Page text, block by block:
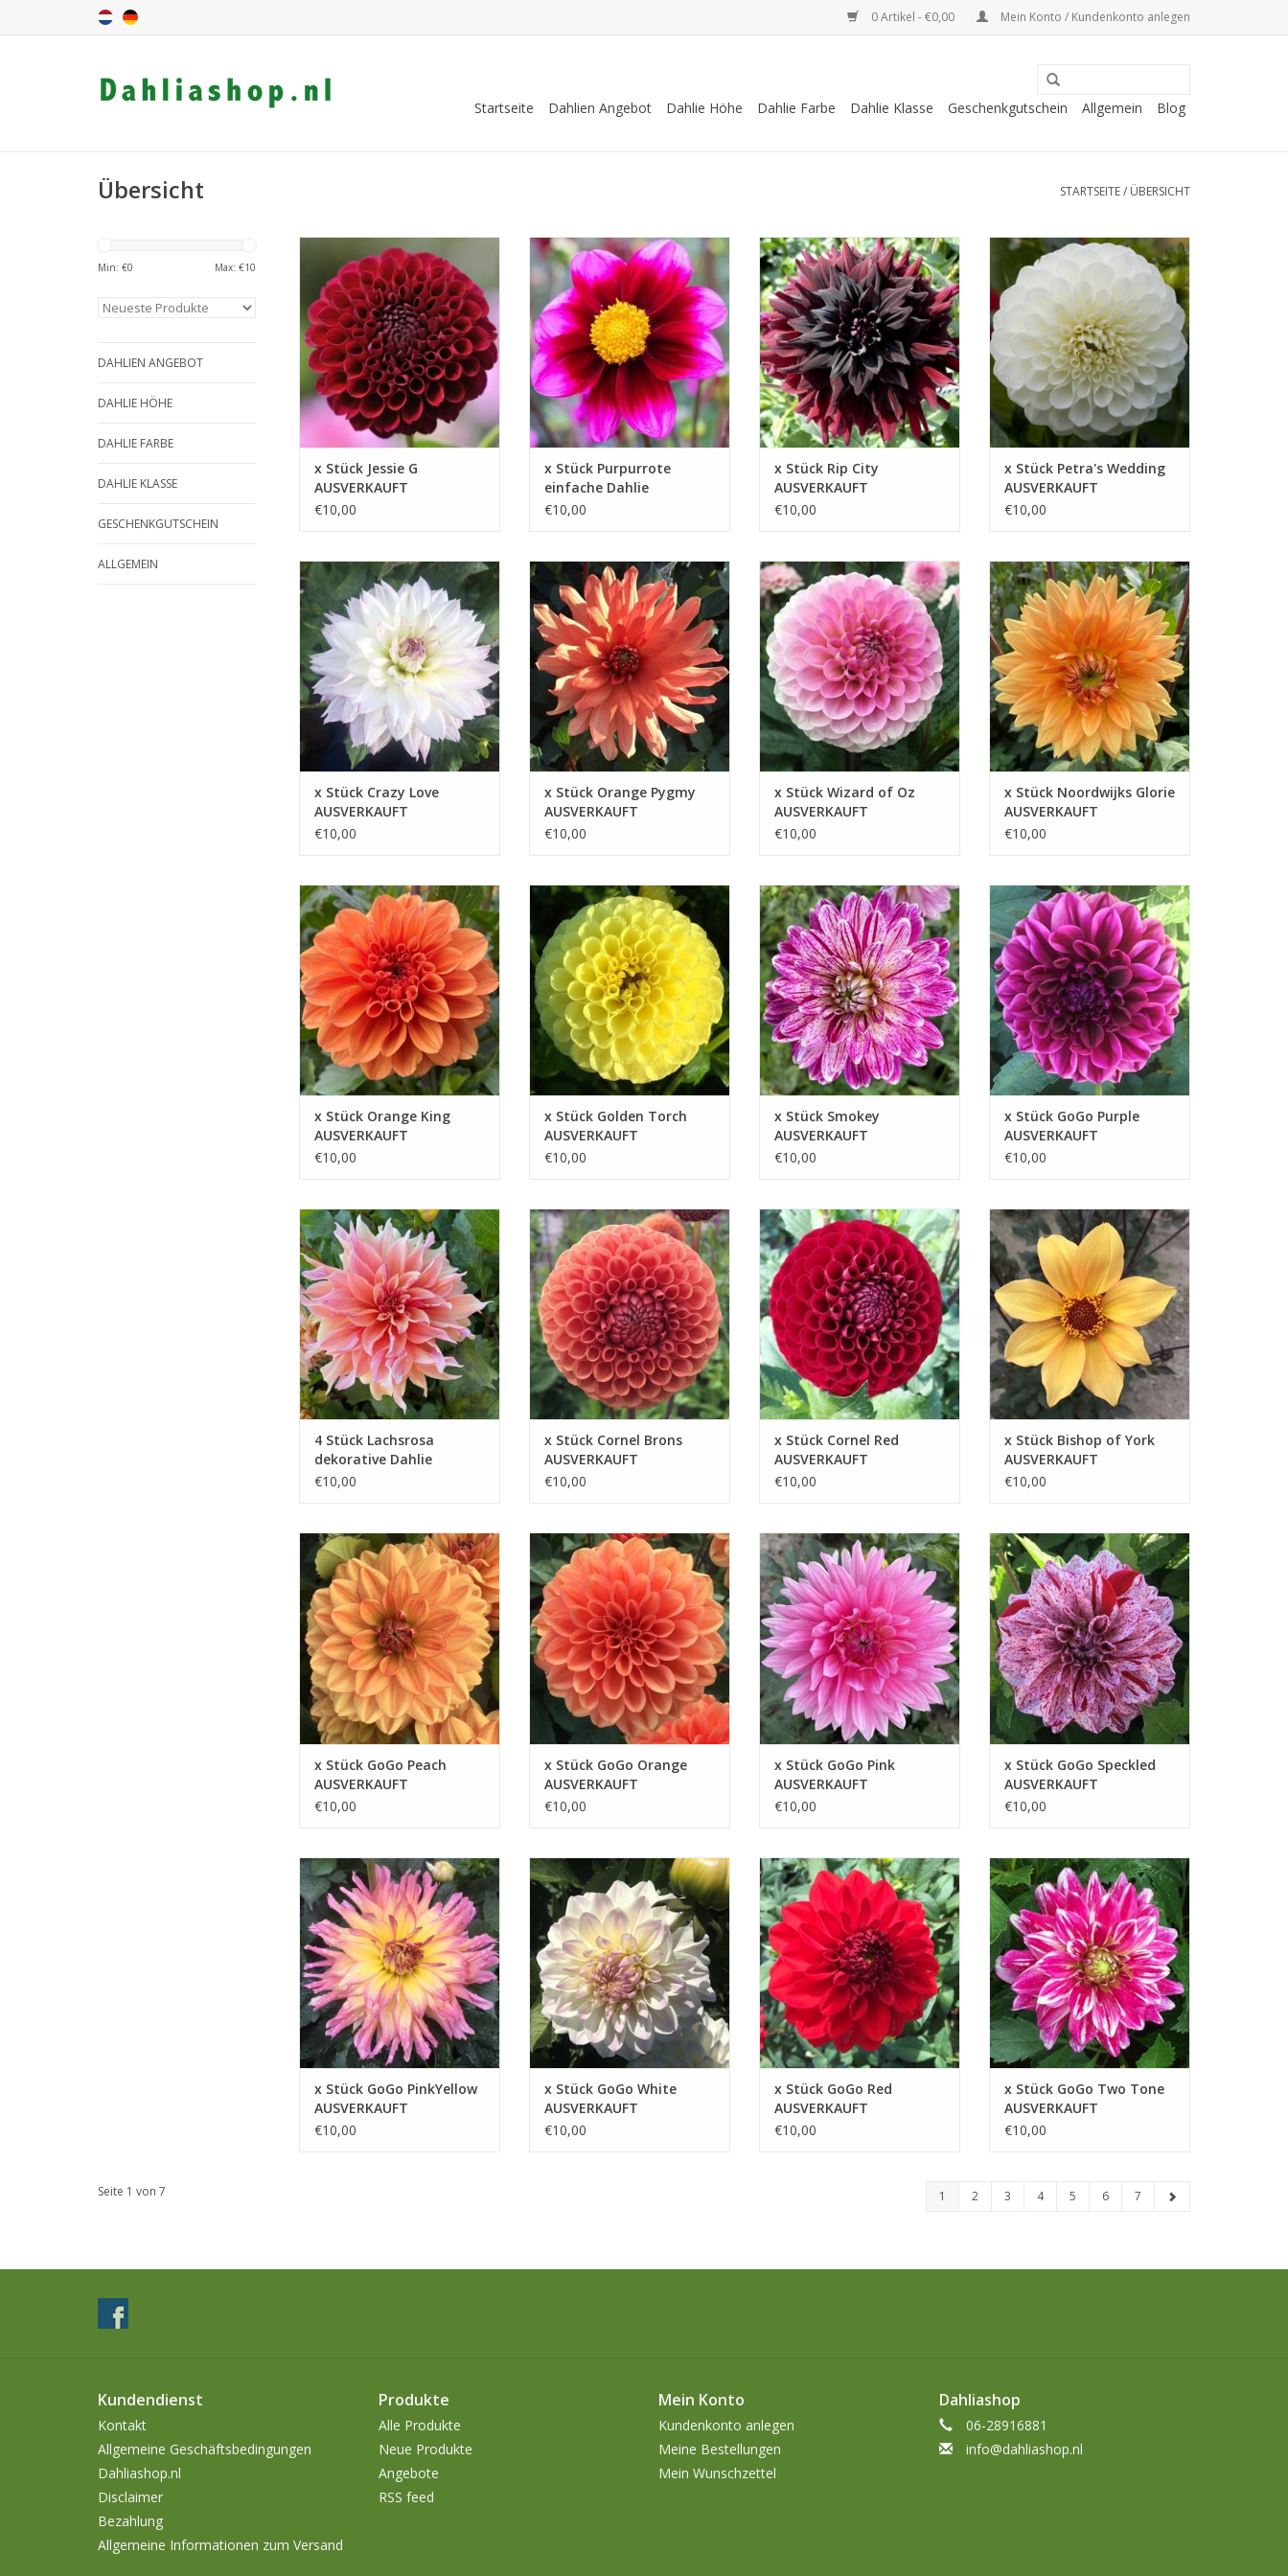
0 Artikel - €0,00 Mein Konto / Kundenkonto anlegen
Startseite Dahlien Angebot Dahlie Höhe Dahlie Farbe Dahlie Klasse Geschenkgutschein Allgemein Blog
Übersicht STARTSEITE/ ÜBERSICHT
Min: €0 Max: €10
DAHLIEN ANGEBOT
DAHLIE HÖHE
DAHLIE FARBE
DAHLIE KLASSE
GESCHENKGUTSCHEIN
ALLGEMEIN
Dahlie Jessie G hat eine tiefrote
Farbe und kräftige Stiele, was sie
zu einer ausgezeichneten Wahl
für farbenfroher Gärten oder
Schnittblumensträuße macht.
ZUM WARENKORB HINZUFÜGEN
x Stück Jessie G
AUSVERKAUFT
€10,00
Diese leuchtend purpurrote
Dahlie ist nicht nur schön ,
sondern lockt auch
Schmetterlinge und Bienen an
und macht Ihren Garten
lebendiger
ZUM WARENKORB HINZUFÜGEN
x Stück Purpurrote
einfache Dahlie
AUSVERKAUFT
€10,00
Die Blüten haben eine schöne
schwarzrote Farbe mit dunkleren
Tönen in der Mitte, wodurch ein
schöner Schatteneffekt entsteht
ZUM WARENKORB HINZUFÜGEN
x Stück Rip City
AUSVERKAUFT
€10,00
Mit ihrer weißen Farbe verleiht
diese perfekt runde Ballahlie
Ihrem Garten ein frisches
Aussehen. Zudem ist sie eine
schöne Schnittblume
ZUM WARENKORB HINZUFÜGEN
x Stück Petra's Wedding
AUSVERKAUFT
€10,00
Crazy Love ist weiß mit einem
dezenten lila Rand, der dem
Ganzen einen zarten und
verspielten Touch verleiht
ZUM WARENKORB HINZUFÜGEN
x Stück Crazy Love
AUSVERKAUFT
€10,00
Eine reich blühende Beetdahlie,
die mit ihrer leuchtenden Farbe
und ihrer kompakten Größe
jeden Garten oder Balkon
bereichert
ZUM WARENKORB HINZUFÜGEN
x Stück Orange Pygmy
AUSVERKAUFT
€10,00
Eine wunderschöne rosa
Balldahlie, die Ihrem Garten eine
bezaubernde Schönheit verleiht
ZUM WARENKORB HINZUFÜGEN
x Stück Wizard of Oz
AUSVERKAUFT
€10,00
Aufgrund seiner orangen Farbe
und der robusten dunklen Stiele
ist Noordwijks Glorie ein Juwel für
Ihren Garten und Ihre
Blumensträuße
ZUM WARENKORB HINZUFÜGEN
x Stück Noordwijks Glorie
AUSVERKAUFT
€10,00
Mit dem Orange King erhalten Sie
ein Stück königliche Eleganz, das
Ihren Garten zum Strahlen bringt
ZUM WARENKORB HINZUFÜGEN
x Stück Orange King
AUSVERKAUFT
€10,00
Golden Torch ist nicht nur eine
umwerfende Ergänzung für Ihr
Blumenbeet, sondern auch eine
ausgezeichnete Schnittblume
ZUM WARENKORB HINZUFÜGEN
x Stück Golden Torch
AUSVERKAUFT
€10,00
Was Smokey wirklich besonders
macht, ist seine einzigartige
Farbgebung. Die Blütenblätter
sind eine raffinierte Mischung aus
Weiß und Lila
ZUM WARENKORB HINZUFÜGEN
x Stück Smokey
AUSVERKAUFT
€10,00
Dank ihrer kompakten
Wuchsform ist die Dahlie GoGo
Purple ideal für Beete oder als
Topfpflanze auf Terrasse und
Balkon
ZUM WARENKORB HINZUFÜGEN
x Stück GoGo Purple
AUSVERKAUFT
€10,00
Diese Dahlie weckt ein Gefühl von
Geheimnis und Abenteuer, wie
ein Labyrinth aus Farben und
Formen, in dem man sich
verlieren möchte
ZUM WARENKORB HINZUFÜGEN
4 Stück Lachsrosa
dekorative Dahlie
€10,00
Ideal sowohl für professionelle
Floristen als auch für begeisterte
Hobbygärtner, die eine auffällige
und elegante Blume suchen
ZUM WARENKORB HINZUFÜGEN
x Stück Cornel Brons
AUSVERKAUFT
€10,00
Lassen Sie Ihrer Kreativität freien
Lauf und fügen Sie einen Hauch
Leidenschaft hinzu mit
Schnittdahlie Cornel Red
ZUM WARENKORB HINZUFÜGEN
x Stück Cornel Red
AUSVERKAUFT
€10,00
Der Kontrast zwischen den
goldgelben Blüten und den
dunklen, fast violetten Blättern
macht diese Dahlie zu einem
optischen Spektakel
ZUM WARENKORB HINZUFÜGEN
x Stück Bishop of York
AUSVERKAUFT
€10,00
Die Dahlie GoGo Peach eignet
sich dank ihrer üppigen
Blütenpracht hervorragend, um
eine fröhliche und farbenfrohe
Atmosphäre zu schaffen
ZUM WARENKORB HINZUFÜGEN
x Stück GoGo Peach
AUSVERKAUFT
€10,00
GoGo Orange ist eine reich
blühende Dahlie und eine
ausgezeichnete Wahl für schöne
Blumenbeeten oder Terrassen
ZUM WARENKORB HINZUFÜGEN
x Stück GoGo Orange
AUSVERKAUFT
€10,00
Beetdahlie GoGo Pink eignet sich
besonders für kleinere Gärten
und als attraktive Ergänzung für
Ihre Terrasse oder Ihren Balkon
ZUM WARENKORB HINZUFÜGEN
x Stück GoGo Pink
AUSVERKAUFT
€10,00
GoGo Speckled ist eine schöne
Beetdahlie, die mit ihren
einzigartigen rosa-rot
gesprenkelten Blüten in jedem
Garten oder auf jedem Balkon
auffällt
ZUM WARENKORB HINZUFÜGEN
x Stück GoGo Speckled
AUSVERKAUFT
€10,00
GoGo PinkYellow ist eine
wunderschöne mehrfarbige
Beet-Dahlie, die jeden Garten
oder Balkon zum Strahlen bringt
ZUM WARENKORB HINZUFÜGEN
x Stück GoGo PinkYellow
AUSVERKAUFT
€10,00
Dahlie GoGo White ist ideal, um
jedem Garten oder Balkon
Eleganz und Raffinesse zu
verleihen
ZUM WARENKORB HINZUFÜGEN
x Stück GoGo White
AUSVERKAUFT
€10,00
GoGo Red ist mit ihren
leuchtenden Farben eine
ausgezeichnete Wahl sowohl für
die Topfkultur als auch für
kleinere Gärten
ZUM WARENKORB HINZUFÜGEN
x Stück GoGo Red
AUSVERKAUFT
€10,00
Dank ihrer Schönheit ist Dahlie
Two Tone eine ausgezeichnete
Wahl für alle, die Blumen lieben
und ihre Umgebung verschönern
möchten
ZUM WARENKORB HINZUFÜGEN
x Stück GoGo Two Tone
AUSVERKAUFT
€10,00
Seite 1 von 7 1 2 3 4 5 6 7
Kundendienst
Kontakt
Allgemeine Geschäftsbedingungen
Dahliashop.nl
Disclaimer
Bezahlung
Allgemeine Informationen zum Versand
Produkte
Alle Produkte
Neue Produkte
Angebote
RSS feed
Mein Konto
Kundenkonto anlegen
Meine Bestellungen
Mein Wunschzettel
Dahliashop
06-28916881
info@dahliashop.nl